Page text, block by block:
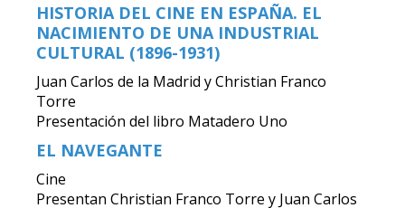
HISTORIA DEL CINE EN ESPAÑA. EL
NACIMIENTO DE UNA INDUSTRIAL
CULTURAL (1896-1931)
Juan Carlos de la Madrid y Christian Franco
Torre
Presentación del libro Matadero Uno
EL NAVEGANTE
Cine
Presentan Christian Franco Torre y Juan Carlos